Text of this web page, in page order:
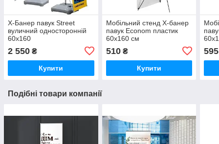
X-Банер павук Street
вуличний односторонній
60х160
2 550 ₴
Купити
Мобільний стенд X-банер
павук Econom пластик
60x160 см
510₴
Купити
595
Подібні товари компанії